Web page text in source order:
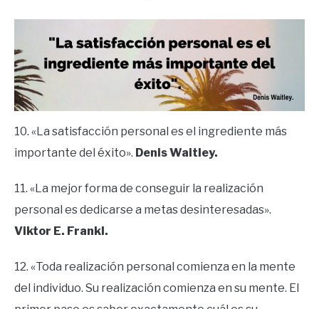
10. «La satisfacción personal es el ingrediente más
importante del éxito». Denis Waitley.
11. «La mejor forma de conseguir la realización
personal es dedicarse a metas desinteresadas».
Viktor E. Frankl.
12. «Toda realización personal comienza en la mente
del individuo. Su realización comienza en su mente. El